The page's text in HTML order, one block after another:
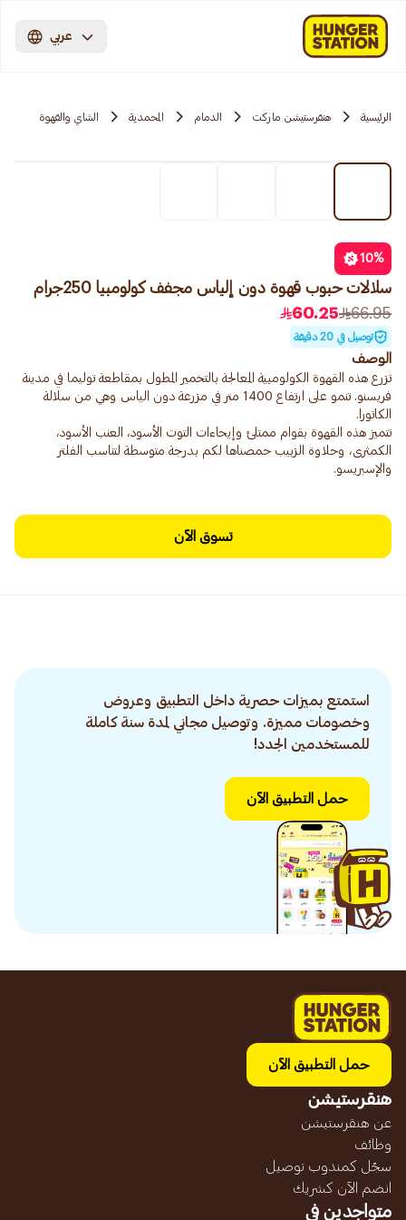
عربي
الرئيسية هنقرستيشن ماركت الدمام المحمدية الشاي والقهوة
10%
سلالات حبوب قهوة دون إلياس مجفف كولومبيا 250جرام
66.95
60.25
توصيل في 20 دقيقة
الوصف
تزرع هذه القهوة الكولومبية المعالجة بالتخمير المطول بمقاطعة توليما في مدينة
فريسنو. تنمو على ارتفاع 1400 متر في مزرعة دون الياس وهي من سلالة
تتميز هذه القهوة بقوام ممتلئ وإيحاءات التوت الأسود، العنب الأسود،
الكمثرى، وحلاوة الزبيب حمصناها لكم بدرجة متوسطة لتناسب الفلتر
والإسبريسو.
تسوق الآن
استمتع بميزات حصرية داخل التطبيق وعروض
وخصومات مميزة. وتوصيل مجاني لمدة سنة كاملة
للمستخدمين الجدد!
حمل التطبيق الآن
حمل التطبيق الآن
هنقرستيشن
عن هنقرستيشن
وظائف
سجّل كمندوب توصيل
انضم الآن كشريك
متواجدين في